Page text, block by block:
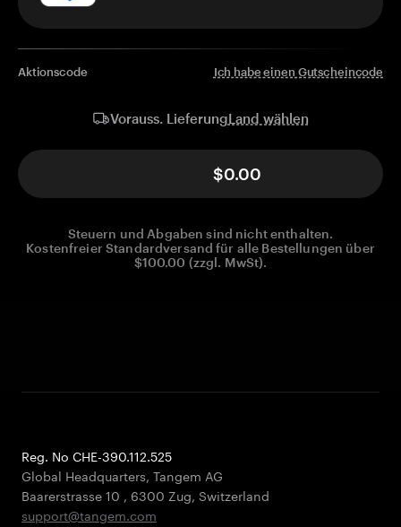
Aktionscode Ich habe einen Gutscheincode
Vorauss. LieferungLand wählen
$0.00
Steuern und Abgaben sind nicht enthalten.
Kostenfreier Standardversand für alle Bestellungen über
$100.00 (zzgl. MwSt).
Reg. No CHE-390.112.525
Global Headquarters, Tangem AG
Baarerstrasse 10 , 6300 Zug, Switzerland
support@tangem.com